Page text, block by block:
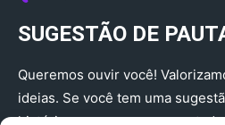
SUGESTÃO DE
Queremos ouvir você!
ideias. Se você tem uma
história que merece ser